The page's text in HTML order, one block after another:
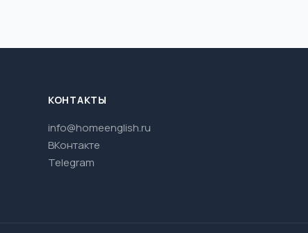
КОНТАКТЫ
info@homeenglish.ru
ВКонтакте
Telegram